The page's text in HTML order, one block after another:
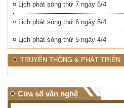
Lịch phát sóng thứ 7 ngày 6/4
Lịch phát sóng thứ 6 ngày 5/4
Lịch phát sóng thứ 5 ngày 4/4
TRUYỀN THÔNG & PHÁT TRIỂN
Cửa sổ văn nghệ